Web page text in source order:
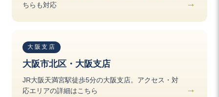
ちらも対応
大阪支店
大阪市北区・大阪支店
JR大阪天満宮駅徒歩5分の大阪支店。アクセス・対
応エリアの詳細はこちら